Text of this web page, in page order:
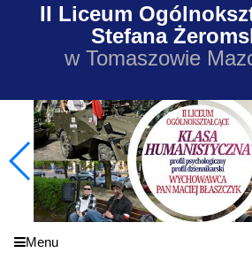
II Liceum
Stefana
w Tomaszowie
Menu